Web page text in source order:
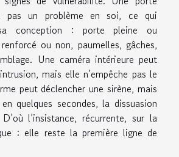
pas un problème en soi, ce qui
conception : porte pleine ou
ou non, paumelles, gâches,
Une caméra intérieure peut
mais elle n’empêche pas le
peut déclencher une sirène, mais
quelques secondes, la dissuasion
l’insistance, récurrente, sur la
: elle reste la première ligne de